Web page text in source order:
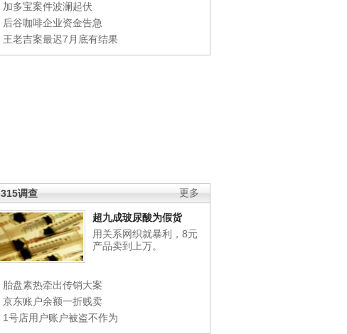
加多宝案件波澜起伏
后谷咖啡企业资金告急
王老吉案最迟7月底有结果
更多
315调查
超九成玻尿酸为假货
用关系网织就暴利，8元
产品卖到上万。
胎盘素热牵出传销大案
京东账户余额一折贱卖
1号店用户账户被盗不作为